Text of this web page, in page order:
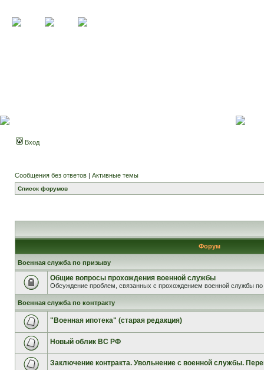
Вход
Сообщения без ответов | Активные темы
Список форумов
Форум
Военная служба по призыву
Общие вопросы прохождения военной службы
Обсуждение проблем, связанных с прохождением военной службы по
Военная служба по контракту
"Военная ипотека" (старая редакция)
Новый облик ВС РФ
Заключение контракта. Увольнение с военной службы.